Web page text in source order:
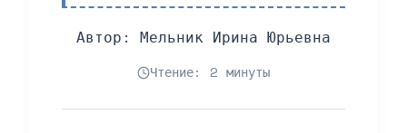
Автор: Мельник Ирина Юрьевна
Чтение: 2 минуты